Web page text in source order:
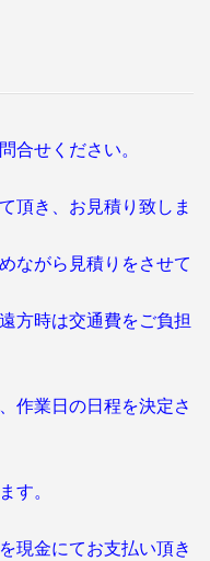
せください。
頂き、お見積り致しま
ながら見積りをさせて
方時は交通費をご負担
作業日の日程を決定さ
す。
現金にてお支払い頂き